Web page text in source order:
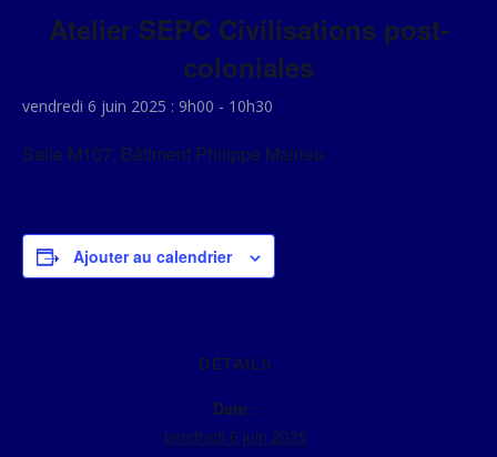
Atelier SEPC Civilisations post-
coloniales
vendredi 6 juin 2025 : 9h00 - 10h30
Salle M107, Bâtiment Philippe Malrieu
Ajouter au calendrier
DÉTAILS
Date :
vendredi 6 juin 2025